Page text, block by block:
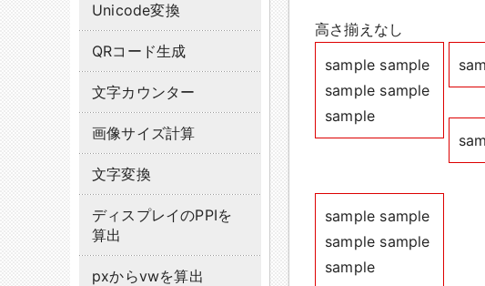
高さ揃えなし
sample sample
sample sample
sample
sample sample
sample sample
sample
Unicode変換
QRコード生成
文字カウンター
画像サイズ計算
文字変換
ディスプレイのPPIを
算出
pxからvwを算出